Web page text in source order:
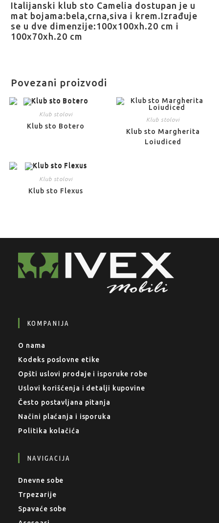
Italijanski klub sto Camelia dostupan je u
mat bojama:bela,crna,siva i krem.Izrađuje
se u dve dimenzije:100x100xh.20 cm i
100x70xh.20 cm
Povezani proizvodi
Klub stolovi
Klub sto Botero
Klub stolovi
Klub sto Margherita
Loiudiced
Klub stolovi
Klub sto Flexus
KOMPANIJA
O nama
Kodeks poslovne etike
Opšti uslovi prodaje i isporuke robe
Uslovi korišćenja i detalji kupovine
Često postavljana pitanja
Načini plaćanja i isporuka
Politika kolačića
NAVIGACIJA
Dnevne sobe
Trpezarije
Spavaće sobe